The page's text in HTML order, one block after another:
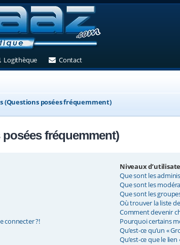
un nouvel onglet)
Logithèque(Ouvre un nouvel onglet)
Contact(Ouvre un nouvel onglet)
(Questions posées fréquemment)
fréquemment)
connecter ?!
Niveaux
Que sont les
Que sont les
Que sont les
Où trouver la liste
Comment devenir
Pourquoi certains
Qu’est-ce qu’un «
Qu’est-ce que le